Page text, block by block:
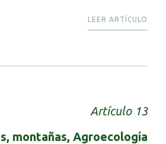
LEER ARTÍCULO
Artículo 13
montañas, Agroecología